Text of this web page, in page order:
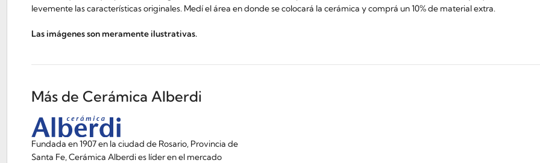
levemente las características originales. Medí el área en donde se colocará la cerámica y comprá un 10% de material extra.
Las imágenes son meramente ilustrativas.
Más de Cerámica Alberdi
Fundada en 1907 en la ciudad de Rosario, Provincia de
Santa Fe, Cerámica Alberdi es líder en el mercado